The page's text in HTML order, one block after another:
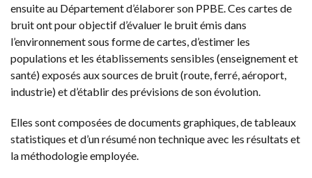
ensuite au Département d’élaborer son PPBE. Ces cartes de
bruit ont pour objectif d’évaluer le bruit émis dans
l’environnement sous forme de cartes, d’estimer les
populations et les établissements sensibles (enseignement et
santé) exposés aux sources de bruit (route, ferré, aéroport,
industrie) et d’établir des prévisions de son évolution.
Elles sont composées de documents graphiques, de tableaux
statistiques et d’un résumé non technique avec les résultats et
la méthodologie employée.